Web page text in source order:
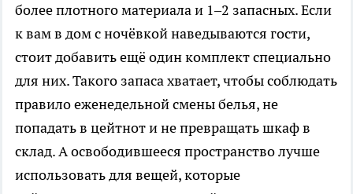
более плотного материала и 1–2 запасных. Если
к вам в дом с ночёвкой наведываются гости,
стоит добавить ещё один комплект специально
для них. Такого запаса хватает, чтобы соблюдать
правило еженедельной смены белья, не
попадать в цейтнот и не превращать шкаф в
склад. А освободившееся пространство лучше
использовать для вещей, которые